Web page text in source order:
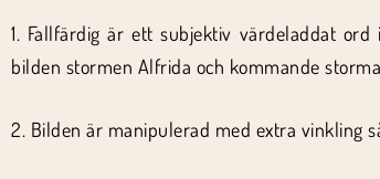
1. Fallfärdig är ett subjektiv värdeladdat
bilden stormen Alfrida och kommande
2. Bilden är manipulerad med extra vinkling